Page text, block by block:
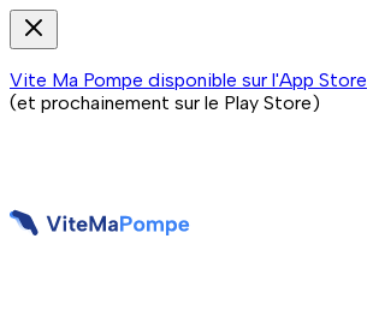
Vite Ma Pompe disponible sur l'App Store
(et prochainement sur le Play Store)